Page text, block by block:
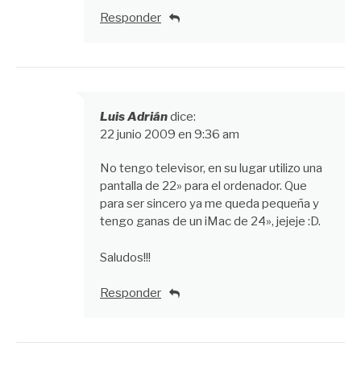
Responder
Luis Adriándice:
22 junio 2009 en 9:36 am
No tengo televisor, en su lugar utilizo una
pantalla de 22» para el ordenador. Que
para ser sincero ya me queda pequeña y
tengo ganas de un iMac de 24», jejeje :D.
Saludos!!!
Responder